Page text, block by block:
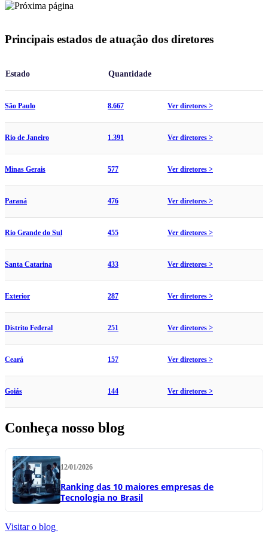
Principais estados de atuação dos diretores
Estado Quantidade
São Paulo 8.667 Ver diretores >
Rio de Janeiro 1.391 Ver diretores >
Minas Gerais 577 Ver diretores >
Paraná 476 Ver diretores >
Rio Grande do Sul 455 Ver diretores >
Santa Catarina 433 Ver diretores >
Exterior 287 Ver diretores >
Distrito Federal 251 Ver diretores >
Ceará 157 Ver diretores >
Goiás 144 Ver diretores >
Conheça nosso blog
12/01/2026
Ranking das 10 maiores empresas de
Tecnologia no Brasil
Visitar o blog